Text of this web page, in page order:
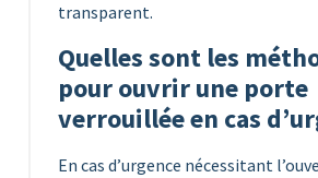
transparent.
Quelles sont les
pour ouvrir une porte
verrouillée en cas
En cas d’urgence nécessitant